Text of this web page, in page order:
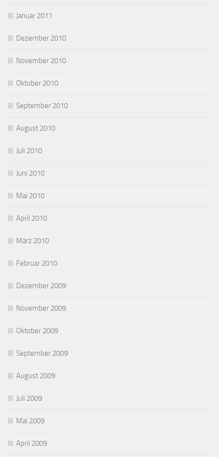
Januar 2011
Dezember 2010
November 2010
Oktober 2010
September 2010
August 2010
Juli 2010
Juni 2010
Mai 2010
April 2010
März 2010
Februar 2010
Dezember 2009
November 2009
Oktober 2009
September 2009
August 2009
Juli 2009
Mai 2009
April 2009